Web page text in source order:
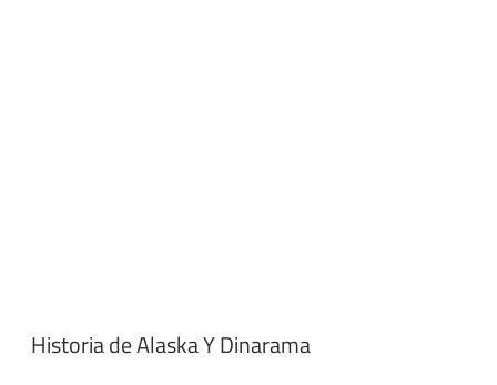
Historia de Alaska Y Dinarama